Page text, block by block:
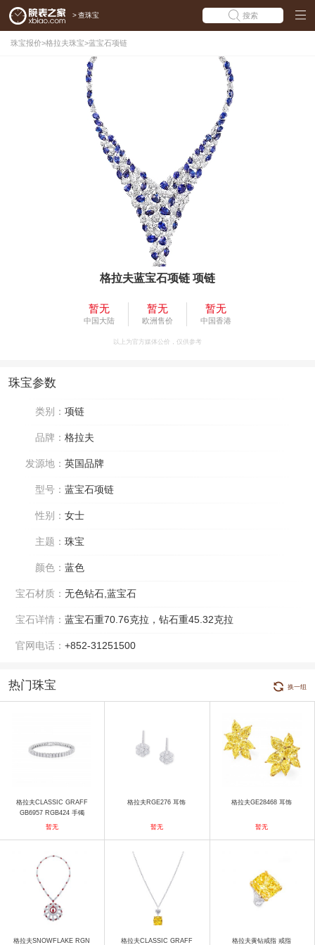
> 查珠宝 搜索
珠宝报价>格拉夫珠宝>蓝宝石项链
格拉夫蓝宝石项链 项链
暂无
中国大陆
暂无
欧洲售价
暂无
中国香港
以上为官方媒体公价，仅供参考
珠宝参数
类别： 项链
品牌： 格拉夫
发源地： 英国品牌
型号： 蓝宝石项链
性别： 女士
主题： 珠宝
颜色： 蓝色
宝石材质： 无色钻石,蓝宝石
宝石详情： 蓝宝石重70.76克拉，钻石重45.32克拉
官网电话： +852-31251500
热门珠宝 换一组
格拉夫CLASSIC GRAFF
GB6957 RGB424 手镯
暂无
格拉夫RGE276 耳饰
暂无
格拉夫GE28468 耳饰
暂无
格拉夫SNOWFLAKE RGN 格拉夫CLASSIC GRAFF 格拉夫黄钻戒指 戒指